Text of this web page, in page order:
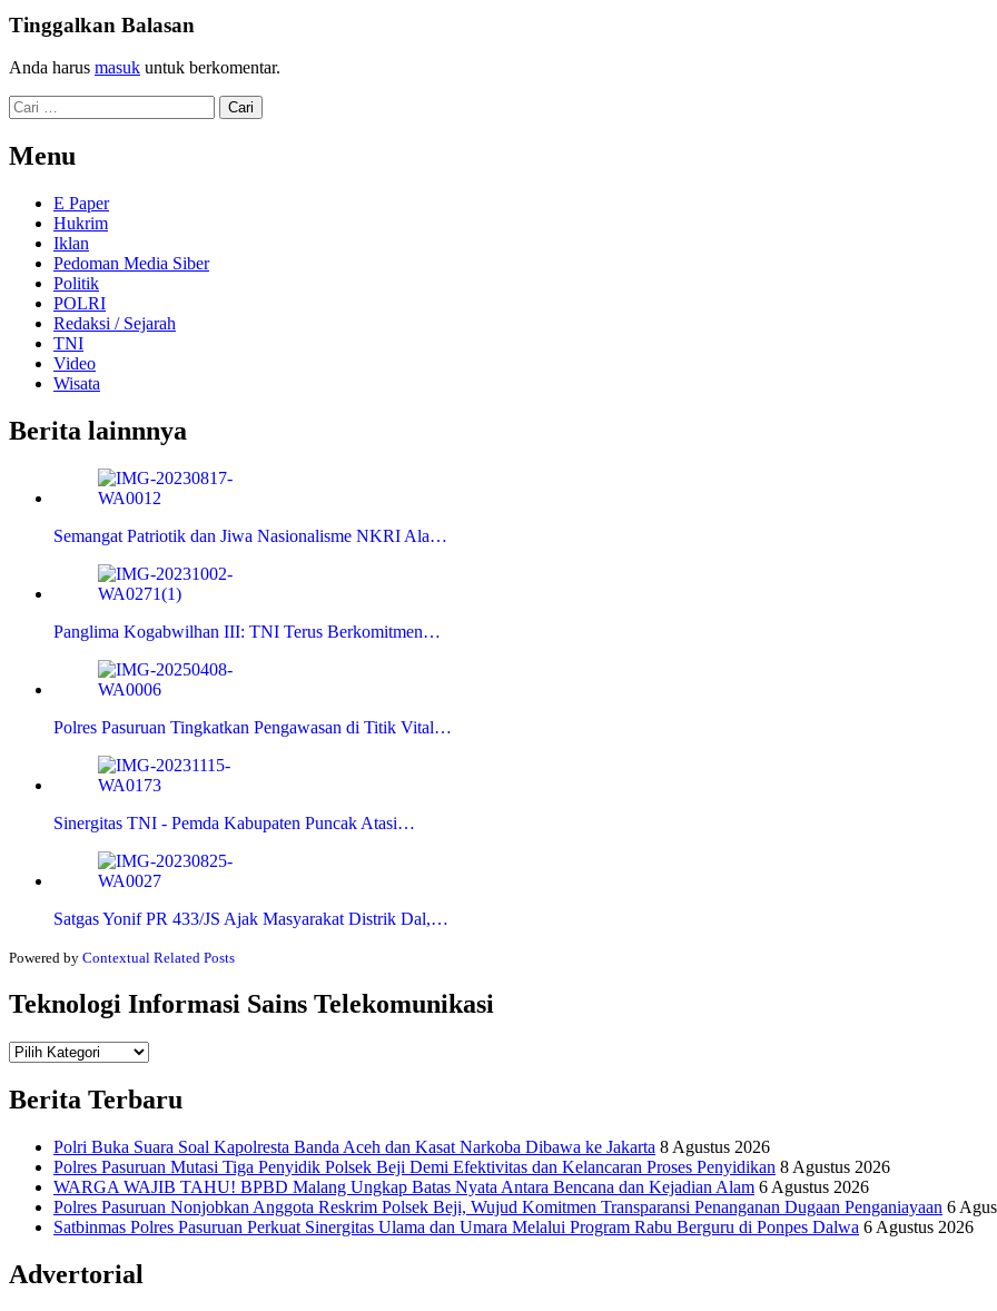
Tinggalkan Balasan
Anda harus masuk untuk berkomentar.
Cari
untuk:
Menu
E Paper
Hukrim
Iklan
Pedoman Media Siber
Politik
POLRI
Redaksi / Sejarah
TNI
Video
Wisata
Berita lainnnya
Semangat Patriotik dan Jiwa Nasionalisme NKRI Ala…
Panglima Kogabwilhan III: TNI Terus Berkomitmen…
Polres Pasuruan Tingkatkan Pengawasan di Titik Vital…
Sinergitas TNI - Pemda Kabupaten Puncak Atasi…
Satgas Yonif PR 433/JS Ajak Masyarakat Distrik Dal,…
Powered by Contextual Related Posts
Teknologi Informasi Sains Telekomunikasi
Teknologi
Berita Terbaru
Polri Buka Suara Soal Kapolresta Banda Aceh dan Kasat Narkoba Dibawa ke Jakarta 8 Agustus 2026
Polres Pasuruan Mutasi Tiga Penyidik Polsek Beji Demi Efektivitas dan Kelancaran Proses Penyidikan 8 Agustus 2026
WARGA WAJIB TAHU! BPBD Malang Ungkap Batas Nyata Antara Bencana dan Kejadian Alam 6 Agustus 2026
Polres Pasuruan Nonjobkan Anggota Reskrim Polsek Beji, Wujud Komitmen Transparansi Penanganan Dugaan Penganiayaan 6
Satbinmas Polres Pasuruan Perkuat Sinergitas Ulama dan Umara Melalui Program Rabu Berguru di Ponpes Dalwa 6 Agustus 2026
Advertorial